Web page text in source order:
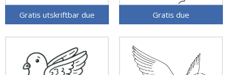
Gratis utskriftbar due Gratis due